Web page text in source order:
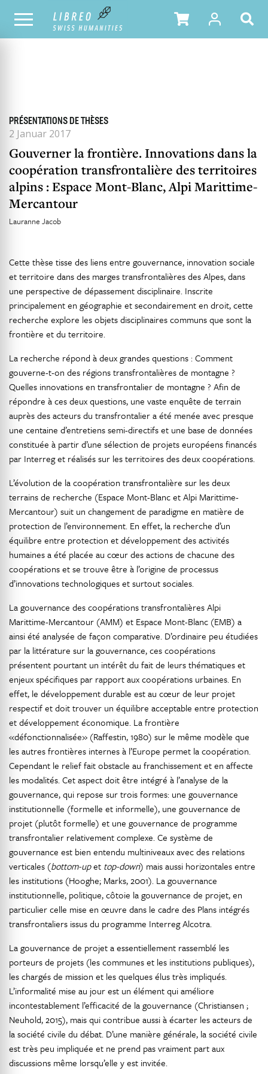
ALLE HEFTE INHALTSÜBERSICHT DER AUSGABE
PRÉSENTATIONS DE THÈSES
2 Januar 2017
Gouverner la frontière. Innovations dans la
coopération transfrontalière des territoires
alpins : Espace Mont-Blanc, Alpi Marittime-
Mercantour
Lauranne Jacob
Cette thèse tisse des liens entre gouvernance, innovation sociale
et territoire dans des marges transfrontalières des Alpes, dans
une perspective de dépassement disciplinaire. Inscrite
principalement en géographie et secondairement en droit, cette
recherche explore les objets disciplinaires communs que sont la
frontière et du territoire.
La recherche répond à deux grandes questions : Comment
gouverne-t-on des régions transfrontalières de montagne ?
Quelles innovations en transfrontalier de montagne ? Afin de
répondre à ces deux questions, une vaste enquête de terrain
auprès des acteurs du transfrontalier a été menée avec presque
une centaine d’entretiens semi-directifs et une base de données
constituée à partir d’une sélection de projets européens financés
par Interreg et réalisés sur les territoires des deux coopérations.
L’évolution de la coopération transfrontalière sur les deux
terrains de recherche (Espace Mont-Blanc et Alpi Marittime-
Mercantour) suit un changement de paradigme en matière de
protection de l’environnement. En effet, la recherche d’un
équilibre entre protection et développement des activités
humaines a été placée au cœur des actions de chacune des
coopérations et se trouve être à l’origine de processus
d’innovations technologiques et surtout sociales.
La gouvernance des coopérations transfrontalières Alpi
Marittime-Mercantour (AMM) et Espace Mont-Blanc (EMB) a
ainsi été analysée de façon comparative. D’ordinaire peu étudiées
par la littérature sur la gouvernance, ces coopérations
présentent pourtant un intérêt du fait de leurs thématiques et
enjeux spécifiques par rapport aux coopérations urbaines. En
effet, le développement durable est au cœur de leur projet
respectif et doit trouver un équilibre acceptable entre protection
et développement économique. La frontière
«défonctionnalisée» (Raffestin, 1980) sur le même modèle que
les autres frontières internes à l’Europe permet la coopération.
Cependant le relief fait obstacle au franchissement et en affecte
les modalités. Cet aspect doit être intégré à l’analyse de la
gouvernance, qui repose sur trois formes: une gouvernance
institutionnelle (formelle et informelle), une gouvernance de
projet (plutôt formelle) et une gouvernance de programme
transfrontalier relativement complexe. Ce système de
gouvernance est bien entendu multiniveaux avec des relations
verticales (bottom-upet top-down) mais aussi horizontales entre
les institutions (Hooghe; Marks, 2001). La gouvernance
institutionnelle, politique, côtoie la gouvernance de projet, en
particulier celle mise en œuvre dans le cadre des Plans intégrés
transfrontaliers issus du programme Interreg Alcotra.
La gouvernance de projet a essentiellement rassemblé les
porteurs de projets (les communes et les institutions publiques),
les chargés de mission et les quelques élus très impliqués.
L’informalité mise au jour est un élément qui améliore
incontestablement l’efficacité de la gouvernance (Christiansen ;
Neuhold, 2015), mais qui contribue aussi à écarter les acteurs de
la société civile du débat. D’une manière générale, la société civile
est très peu impliquée et ne prend pas vraiment part aux
discussions même lorsqu’elle y est invitée.